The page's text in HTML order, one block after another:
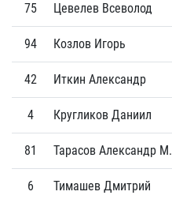
75 Цевелев Всеволод
94 Козлов Игорь
42 Иткин Александр
4 Кругликов Даниил
81 Тарасов Александр М.
6 Тимашев Дмитрий